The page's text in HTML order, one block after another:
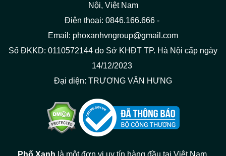
Nội, Việt Nam
Điện thoại: 0846.166.666 -
Email: phoxanhvngroup@gmail.com
Số ĐKKD: 0110572144 do Sở KHĐT TP. Hà Nội cấp ngày
14/12/2023
Đại diện: TRƯƠNG VĂN HƯNG
Phố Xanh là một đơn vị uy tín hàng đầu tại Việt Nam,